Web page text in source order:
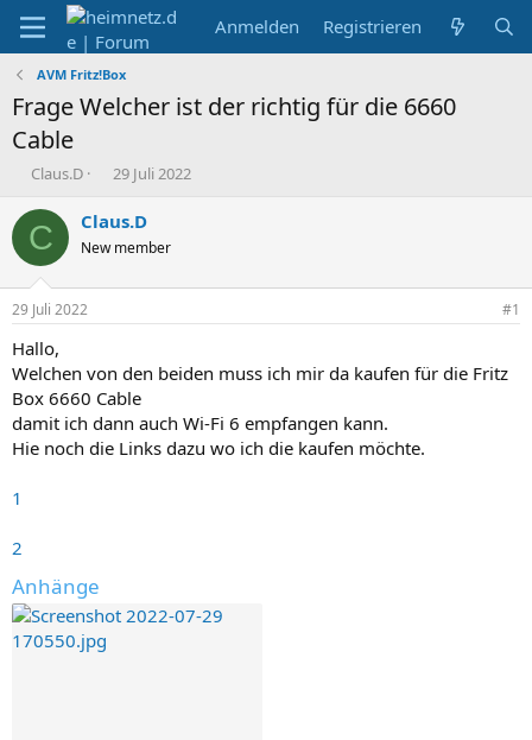
Anmelden Registrieren
AVM Fritz!Box
Frage Welcher ist der richtig für die 6660
Cable
E
s
t
e
r
Claus.D
E
s
e
t
29 Juli 2022
C Claus.D
New member
29 Juli 2022 #1
Hallo,
Welchen von den beiden muss ich mir da kaufen für die Fritz
Box 6660 Cable
damit ich dann auch Wi-Fi 6 empfangen kann.
Hie noch die Links dazu wo ich die kaufen möchte.
1
2
Anhänge